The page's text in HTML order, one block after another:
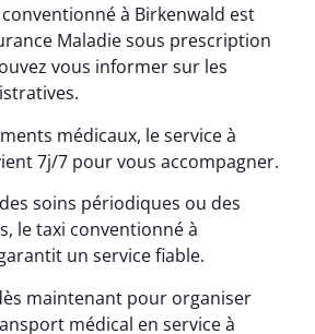
conventionné à Birkenwald est
Maladie sous prescription
vous informer sur les
médicaux, le service à
7j/7 pour vous accompagner.
soins périodiques ou des
le taxi conventionné à
un service fiable.
maintenant pour organiser
médical en service à